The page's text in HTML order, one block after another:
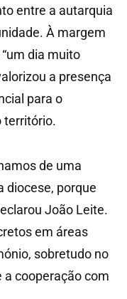
entre a autarquia
À margem
dia muito
a presença
para o
território.
de uma
diocese, porque
João Leite.
em áreas
sobretudo no
a cooperação com